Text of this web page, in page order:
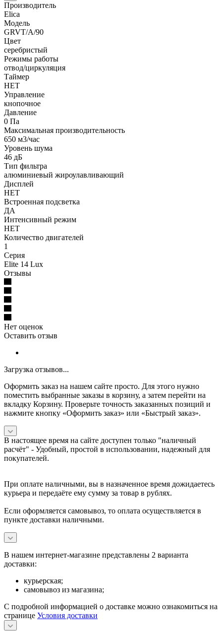
Производитель
Elica
Модель
GRVT/A/90
Цвет
серебристый
Режимы работы
отвод/циркуляция
Таймер
НЕТ
Управление
кнопочное
Давление
0 Па
Максимальная производительность
650 м3/час
Уровень шума
46 дБ
Тип фильтра
алюминиевый жироулавливающий
Дисплей
НЕТ
Встроенная подсветка
ДА
Интенсивный режим
НЕТ
Количество двигателей
1
Серия
Elite 14 Lux
Отзывы
Нет оценок
Оставить отзыв
Загрузка отзывов...
Оформить заказ на нашем сайте просто. Для этого нужно
поместить выбранные заказы в корзину, а затем перейти на
вкладку Корзину. Проверьте точность заказанных позиций и
нажмите кнопку «Оформить заказ» или «Быстрый заказ».
В настоящее время на сайте доступен только "наличный
расчёт" - Удобный, простой в использовании, надежный для
покупателей.
При оплате наличными, вы в назначенное время дожидаетесь
курьера и передаёте ему сумму за товар в рублях.
Если оформляется самовывоз, то оплата осуществляется в
пункте доставки наличными.
В нашем интернет-магазине представлены 2 варианта
доставки:
курьерская;
самовывоз из магазина;
С подробной информацией о доставке можно ознакомиться на
странице Условия доставки